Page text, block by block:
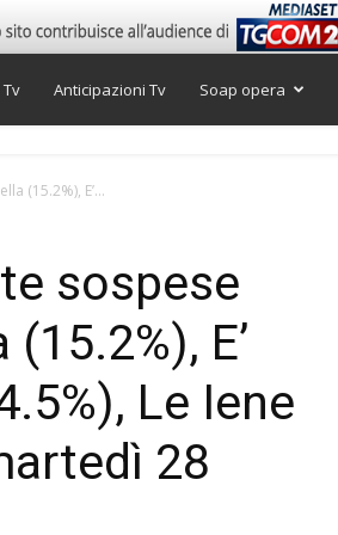
Anticipazioni Tv Soap opera
(15.2%), E’...
sospese
E’
Le Iene
28